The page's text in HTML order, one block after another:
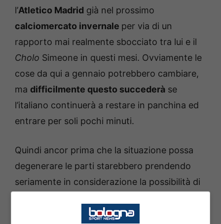
l’Atletico Madrid già nel prossimo
calciomercato invernale per via di un
rapporto mai realmente sbocciato tra lui e il
Cholo Simeone in questi mesi. Ovviamente le
cose da qui a gennaio potrebbero cambiare,
ma difficilmente questo succederà se
l’italiano continuerà a restare in panchina ed
entrare per soli pochi minuti.
Quindi ancor prima che la situazione possa
degenerare le parti starebbero prendendo
seriamente in considerazione la possibilità di
estimatori di Raspadori, soprattutto in Italia,